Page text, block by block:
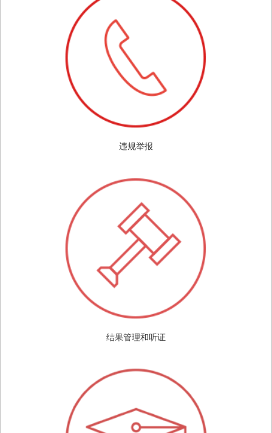
违规举报
结果管理和听证